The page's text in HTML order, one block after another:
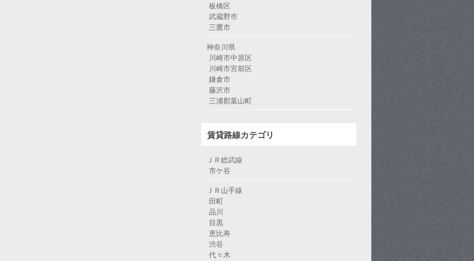
板橋区
武蔵野市
三鷹市
神奈川県
川崎市中原区
川崎市宮前区
鎌倉市
藤沢市
三浦郡葉山町
賃貸路線カテゴリ
ＪＲ総武線
市ケ谷
ＪＲ山手線
田町
品川
目黒
恵比寿
渋谷
代々木